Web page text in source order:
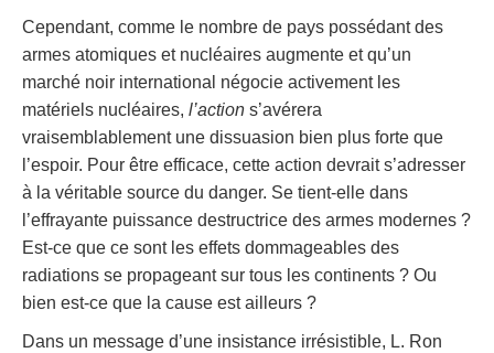
Cependant, comme le nombre de pays possédant des
armes atomiques et nucléaires augmente et qu’un
marché noir international négocie activement les
matériels nucléaires, l’action s’avérera
vraisemblablement une dissuasion bien plus forte que
l’espoir. Pour être efficace, cette action devrait s’adresser
à la véritable source du danger. Se tient-elle dans
l’effrayante puissance destructrice des armes modernes ?
Est-ce que ce sont les effets dommageables des
radiations se propageant sur tous les continents ? Ou
bien est-ce que la cause est ailleurs ?
Dans un message d’une insistance irrésistible, L. Ron